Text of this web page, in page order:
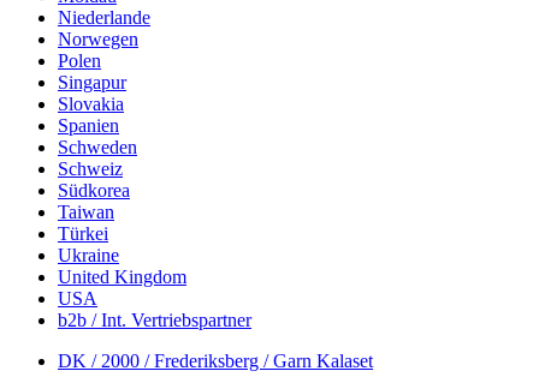
Niederlande
Norwegen
Polen
Singapur
Slovakia
Spanien
Schweden
Schweiz
Südkorea
Taiwan
Türkei
Ukraine
United Kingdom
USA
b2b / Int. Vertriebspartner
DK / 2000 / Frederiksberg / Garn Kalaset